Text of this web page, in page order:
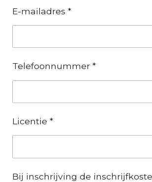
E-mailadres *
Telefoonnummer *
Licentie *
Bij inschrijving de